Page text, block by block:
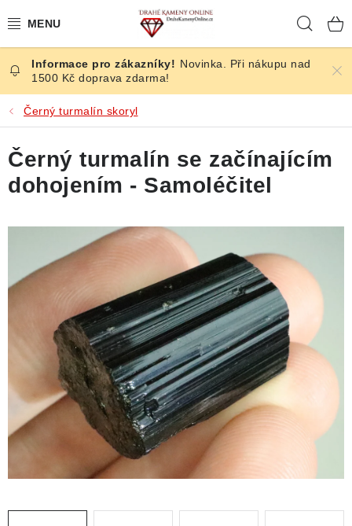
na
ČESKÉ KAMENY
ŠPERKY
KAMENY ZE SVĚTA
BROUŠENÉ
SLEVY
ÚČINKY
ČLÁNKY
NALEZIŠTĚ
NÁŠ PŘÍBĚH
VIDEOGALERIE
Novinka. Při nákupu nad
1500 Kč doprava zdarma!
Černý turmalín skoryl
Černý turmalín se začínajícím
dohojením - Samoléčitel